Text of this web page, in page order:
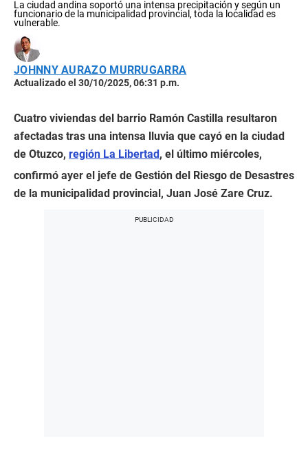
La ciudad andina soportó una intensa precipitación y según un
funcionario de la municipalidad provincial, toda la localidad es
vulnerable.
JOHNNY AURAZO MURRUGARRA
Actualizado el 30/10/2025, 06:31 p.m.
Cuatro viviendas del barrio Ramón Castilla resultaron
afectadas tras una intensa lluvia que cayó en la ciudad
de Otuzco, región La Libertad, el último miércoles,
confirmó ayer el jefe de Gestión del Riesgo de Desastres
de la municipalidad provincial, Juan José Zare Cruz.